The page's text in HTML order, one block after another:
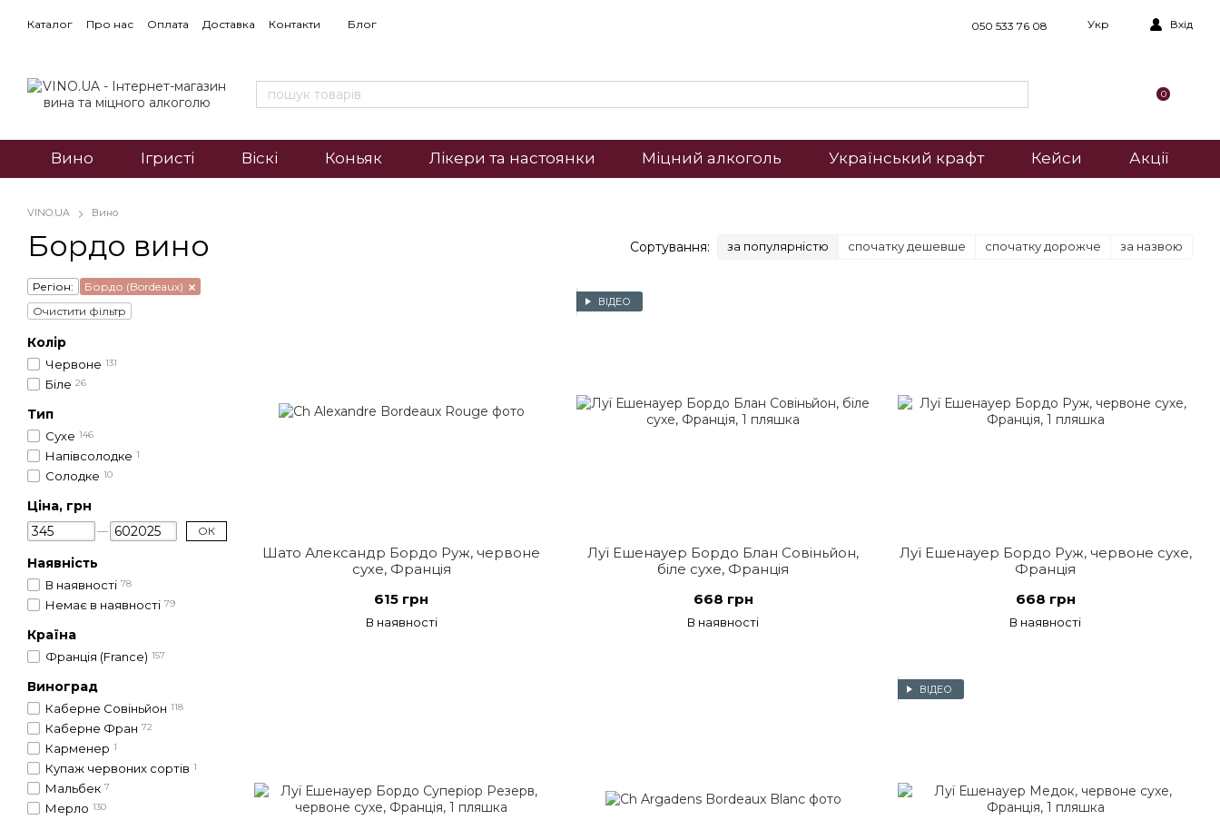
Каталог Про нас Оплата Доставка Контакти Блог 050 533 76 08 Укр Вхід
0
Вино Ігристі Віскі Коньяк Лікери та настоянки Міцний алкоголь Український крафт Кейси Акції
VINO.UA Вино
Бордо вино Сортування: за популярністю спочатку дешевше спочатку дорожче за назвою
Шато Александр Бордо Руж, червоне
сухе, Франція
615 грн
В наявності
ВІДЕО
Луї Ешенауер Бордо Блан Совіньйон,
біле сухе, Франція
668 грн
В наявності
Луї Ешенауер Бордо Руж, червоне сухе,
Франція
668 грн
В наявності
ВІДЕО
Регіон:
Бордо (Bordeaux)
Очистити фільтр
Колір
Червоне 131
Біле 26
Тип
Сухе 146
Напівсолодке 1
Солодке 10
Ціна, грн
ОК
Наявність
В наявності 78
Немає в наявності 79
Країна
Франція (France) 157
Виноград
Каберне Совіньйон 118
Каберне Фран 72
Карменер 1
Купаж червоних сортів 1
Мальбек 7
Мерло 130